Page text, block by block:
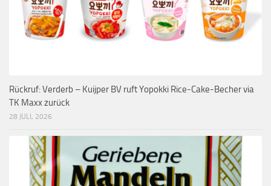
Rückruf: Verderb – Kuijper BV ruft Yopokki Rice-Cake-Becher via
TK Maxx zurück
28 JULI, 2026